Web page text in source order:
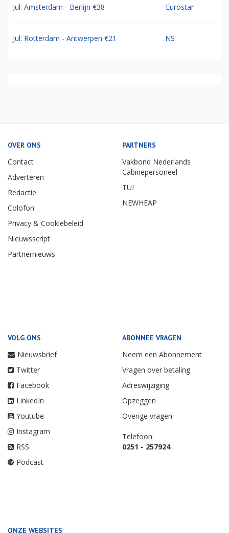
Jul: Amsterdam - Berlijn €38 Eurostar
Jul: Rotterdam - Antwerpen €21 NS
OVER ONS
Contact
Adverteren
Redactie
Colofon
Privacy & Cookiebeleid
Nieuwsscript
Partnernieuws
PARTNERS
Vakbond Nederlands
Cabinepersoneel
TUI
NEWHEAP
VOLG ONS
Nieuwsbrief
Twitter
Facebook
LinkedIn
Youtube
Instagram
RSS
Podcast
ABONNEE VRAGEN
Neem een Abonnement
Vragen over betaling
Adreswijziging
Opzeggen
Overige vragen
Telefoon:
0251 - 257924
ONZE WEBSITES